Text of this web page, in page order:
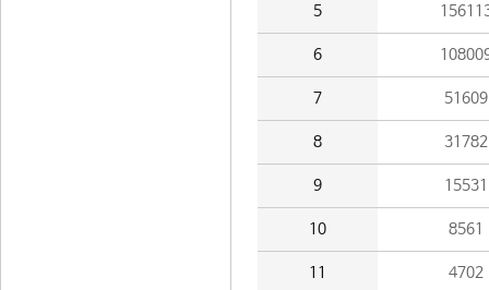
5
6
7 51609
8 31782
9 15531
10 8561
11 4702